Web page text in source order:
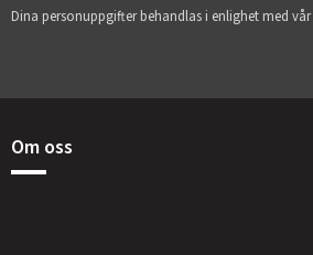
Dina personuppgifter behandlas i enlighet med vår
Om oss